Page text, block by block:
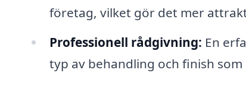
företag, vilket gör det mer
Professionell rådgivning: En
typ av behandling och finish